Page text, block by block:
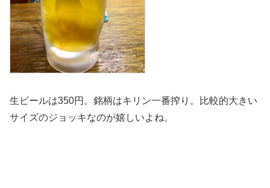
生ビールは350円。銘柄はキリン一番搾り。比較的大きい
サイズのジョッキなのが嬉しいよね。